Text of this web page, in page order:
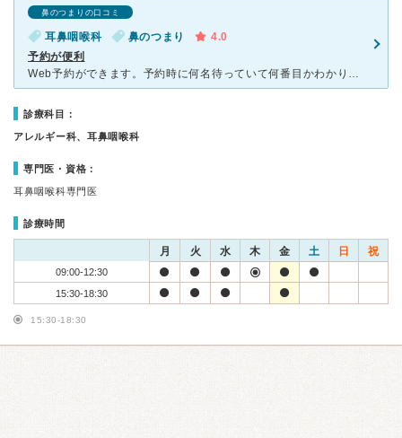
鼻のつまりの口コミ
耳鼻咽喉科 鼻のつまり
4.0
予約が便利
Web予約ができます。予約時に何名待っていて何番目かわかります。自分の番が近くなると呼び出しコールがあり案内音声が流れます。前回はそれから自宅を出て15分、受付してすぐ自分の番でした。先生はテキパキさ
診療科目：
アレルギー科、耳鼻咽喉科
専門医・資格：
耳鼻咽喉科専門医
診療時間
月 火 水 木 金 土 日 祝
09:00-12:30
15:30-18:30
15:30-18:30